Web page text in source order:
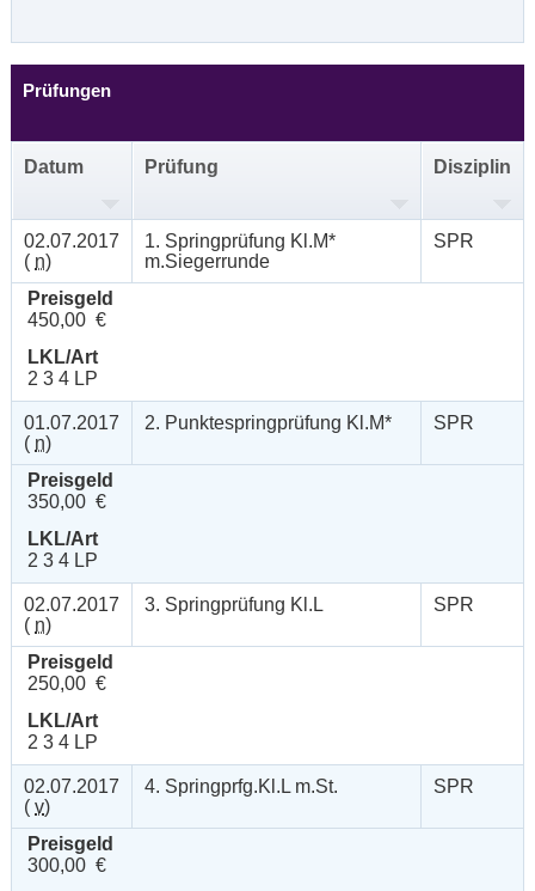
Prüfungen
Datum Prüfung Disziplin
02.07.2017
( n)
1. Springprüfung Kl.M*
m.Siegerrunde
SPR
Preisgeld
450,00 €
LKL/Art
2 3 4 LP
01.07.2017
( n)
2. Punktespringprüfung Kl.M* SPR
Preisgeld
350,00 €
LKL/Art
2 3 4 LP
02.07.2017
( n)
3. Springprüfung Kl.L SPR
Preisgeld
250,00 €
LKL/Art
2 3 4 LP
02.07.2017
( v)
4. Springprfg.Kl.L m.St. SPR
Preisgeld
300,00 €